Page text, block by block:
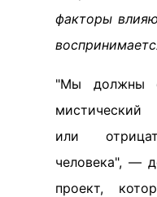
факторы
"Мы должны
мистический
или
человека", —
проект,